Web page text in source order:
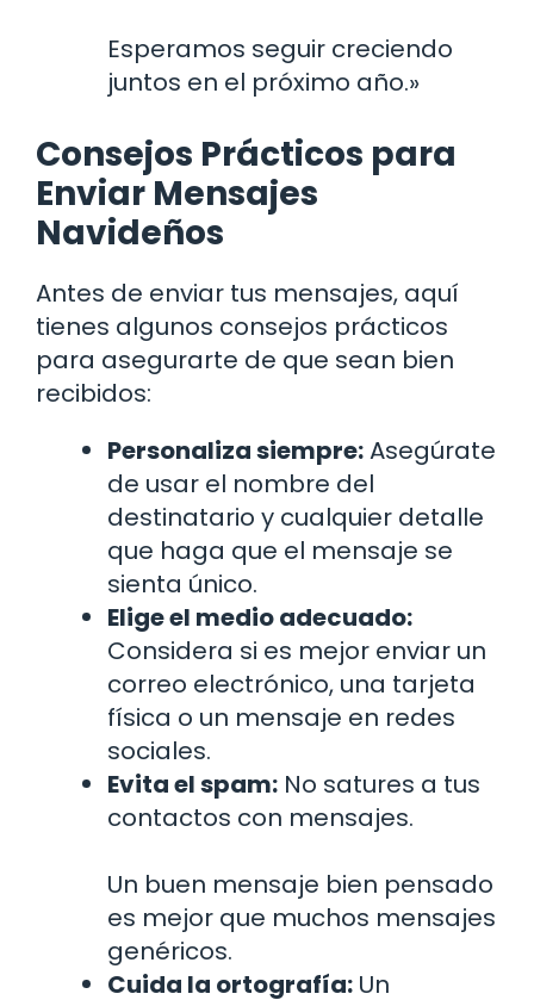
Esperamos seguir creciendo
juntos en el próximo año.»
Consejos Prácticos para
Enviar Mensajes
Navideños
Antes de enviar tus mensajes, aquí
tienes algunos consejos prácticos
para asegurarte de que sean bien
recibidos:
Personaliza siempre:Asegúrate
de usar el nombre del
destinatario y cualquier detalle
que haga que el mensaje se
sienta único.
Elige el medio adecuado:
Considera si es mejor enviar un
correo electrónico, una tarjeta
física o un mensaje en redes
sociales.
Evita el spam: No satures a tus
contactos con mensajes.
Un buen mensaje bien pensado
es mejor que muchos mensajes
genéricos.
Cuida la ortografía: Un